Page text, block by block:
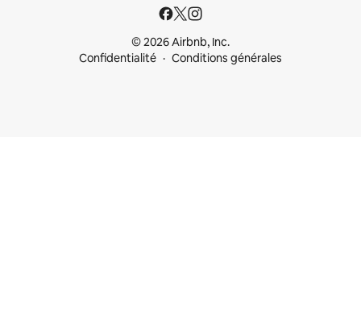
© 2026 Airbnb, Inc.
Confidentialité
Conditions générales